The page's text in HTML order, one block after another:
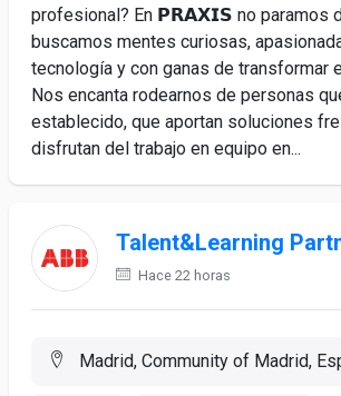
profesional? En 𝗣𝗥𝗔𝗫𝗜𝗦 no paramos
buscamos mentes curiosas,
tecnología y con ganas de transformar
Nos encanta rodearnos de personas
establecido, que aportan soluciones
disfrutan del trabajo en equipo en...
Talent&Learning
Hace 22 horas
Madrid, Community of Madrid,